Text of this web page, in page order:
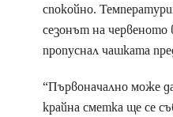
спокойно.
сезонът на червеното
пропуснал чашката
“Първоначално може
крайна сметка ще се